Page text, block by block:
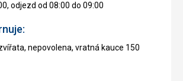
odjezd od 08:00 do 09:00
nepovolena, vratná kauce 150